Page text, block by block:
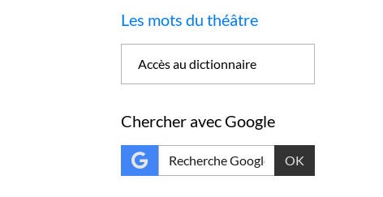
Les mots du théâtre
Accès au dictionnaire
Chercher avec Google
OK